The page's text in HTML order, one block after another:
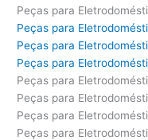
Peças para
Peças para
Peças para
Peças para
Peças para
Peças para
Peças para
Peças para